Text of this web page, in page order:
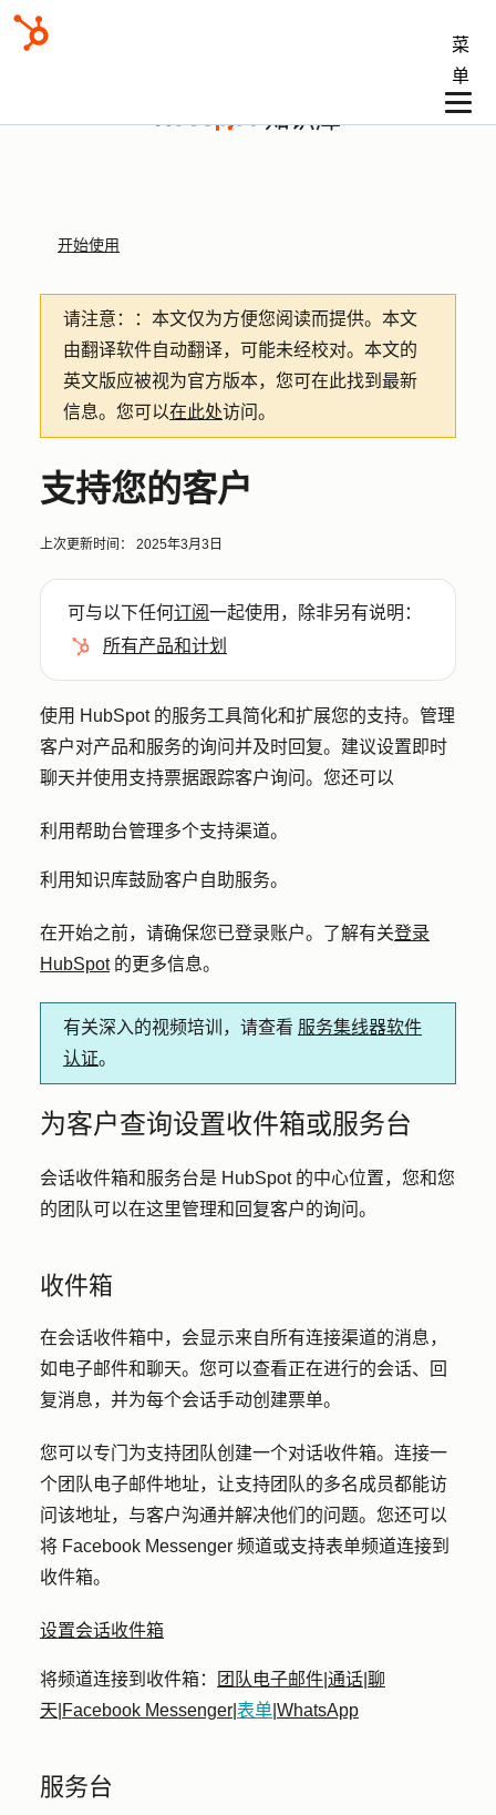
菜
单
知识库
开始使用
请注意： ：本文仅为方便您阅读而提供。 本文
由翻译软件自动翻译，可能未经校对。本文的
英文版应被视为官方版本，您可在此找到最新
信息。您可以在此处访问。
支持您的客户
上次更新时间： 2025年3月3日
可与以下任何订阅一起使用，除非另有说明：
所有产品和计划
使用 HubSpot 的服务工具简化和扩展您的支持。管理
客户对产品和服务的询问并及时回复。建议设置即时
聊天并使用支持票据跟踪客户询问。您还可以
利用帮助台管理多个支持渠道。
利用知识库鼓励客户自助服务。
在开始之前，请确保您已登录账户。了解有关登录
HubSpot的更多信息。
有关深入的视频培训，请查看 服务集线器软件
认证。
为客户查询设置收件箱或服务台
会话收件箱和服务台是 HubSpot 的中心位置，您和您
的团队可以在这里管理和回复客户的询问。
收件箱
在会话收件箱中，会显示来自所有连接渠道的消息，
如电子邮件和聊天。您可以查看正在进行的会话、回
复消息，并为每个会话手动创建票单。
您可以专门为支持团队创建一个对话收件箱。连接一
个团队电子邮件地址，让支持团队的多名成员都能访
问该地址，与客户沟通并解决他们的问题。您还可以
将 Facebook Messenger 频道或支持表单频道连接到
收件箱。
设置会话收件箱
将频道连接到收件箱： 团队电子邮件 通话 聊
天 Facebook Messenger 表单 WhatsApp
服务台